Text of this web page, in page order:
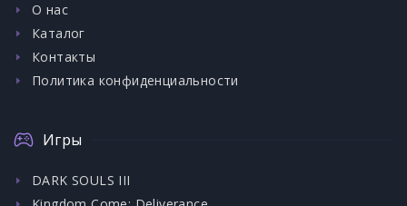
О нас
Каталог
Контакты
Политика конфиденциальности
Игры
DARK SOULS III